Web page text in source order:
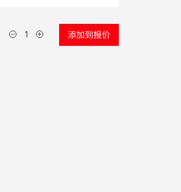
添加到报价